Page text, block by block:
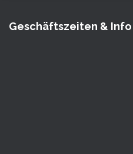
Geschäftszeiten & Info